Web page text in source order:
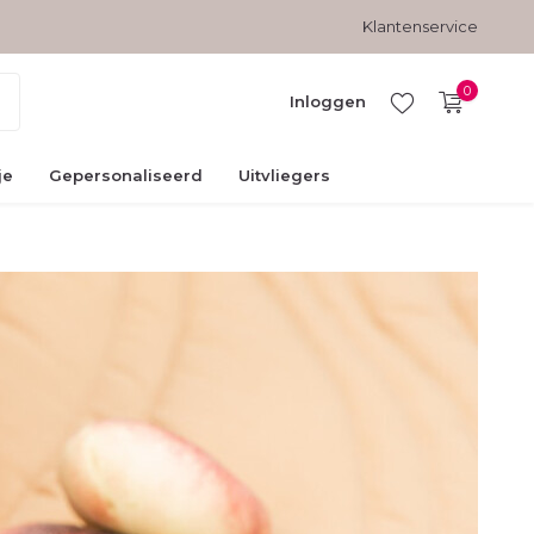
Klantenservice
Inloggen
0
Gepersonaliseerd Uitvliegers